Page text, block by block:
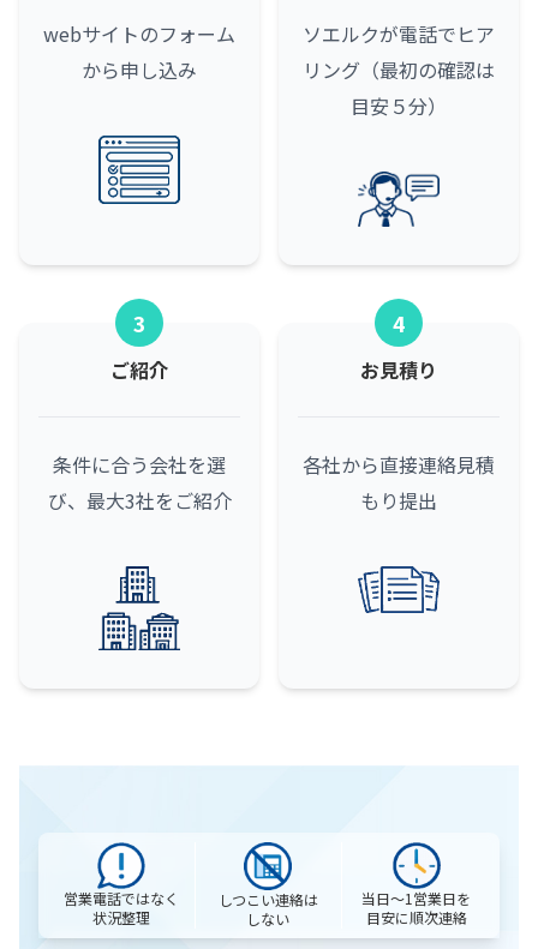
webサイトのフォーム
から申し込み
ソエルクが電話でヒア
リング（最初の確認は
目安５分）
3
ご紹介
条件に合う会社を選
び、最大3社をご紹介
4
お見積り
各社から直接連絡見積
もり提出
営業電話ではなく
状況整理
しつこい連絡は
しない
当日〜1営業日を
目安に順次連絡